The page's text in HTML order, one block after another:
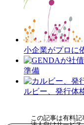
小企業がプロに
準備
ルビー、発行体
この記事は有料記